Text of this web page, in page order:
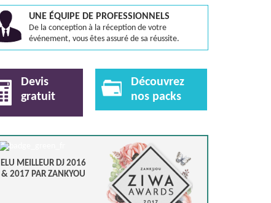
UNE ÉQUIPE DE PROFESSIONNELS
De la conception à la réception de votre
événement, vous êtes assuré de sa réussite.
Devis
gratuit
Découvrez
nos packs
ELU MEILLEUR DJ 2016
& 2017 PAR ZANKYOU